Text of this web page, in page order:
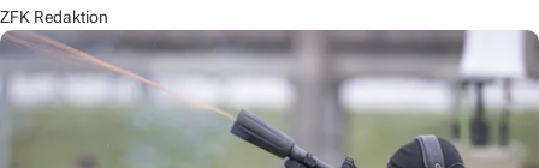
ZFK Redaktion